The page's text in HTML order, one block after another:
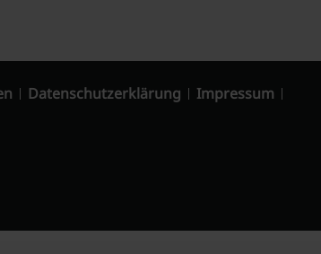
Datenschutzerklärung
Impressum